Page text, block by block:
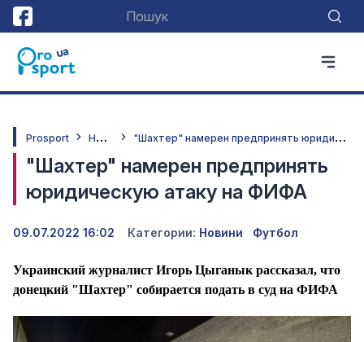
Prosport Н
овини "
Шахтер" намерен предпринять юридическую атаку на ФИФА
"Шахтер" намерен предпринять
юридическую атаку на ФИФА
09.07.2022 16:02 Категории: Новини Футбол
Украинский журналист Игорь Цыганык рассказал, что
донецкий "Шахтер" собирается подать в суд на ФИФА